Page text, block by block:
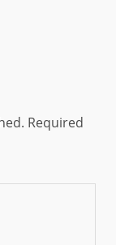
Required